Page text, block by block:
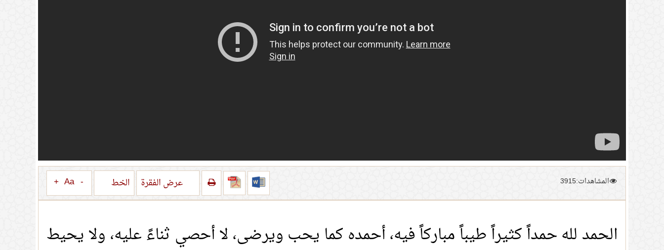
المشاهدات:3915 عرض الفقرة الخط -
Aa
+
الحمد لله حمداً كثيراً طيباً مباركاً فيه، أحمده كما يحب ويرضى، لا أحصي ثناءً عليه، ولا يحيط